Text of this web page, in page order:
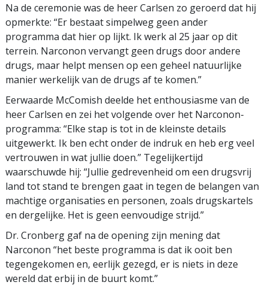
Na de ceremonie was de heer Carlsen zo geroerd dat hij
opmerkte: “Er bestaat simpelweg geen ander
programma dat hier op lijkt. Ik werk al 25 jaar op dit
terrein. Narconon vervangt geen drugs door andere
drugs, maar helpt mensen op een geheel natuurlijke
manier werkelijk van de drugs af te komen.”
Eerwaarde McComish deelde het enthousiasme van de
heer Carlsen en zei het volgende over het Narconon-
programma: “Elke stap is tot in de kleinste details
uitgewerkt. Ik ben echt onder de indruk en heb erg veel
vertrouwen in wat jullie doen.” Tegelijkertijd
waarschuwde hij: “Jullie gedrevenheid om een drugsvrij
land tot stand te brengen gaat in tegen de belangen van
machtige organisaties en personen, zoals drugskartels
en dergelijke. Het is geen eenvoudige strijd.”
Dr. Cronberg gaf na de opening zijn mening dat
Narconon “het beste programma is dat ik ooit ben
tegengekomen en, eerlijk gezegd, er is niets in deze
wereld dat erbij in de buurt komt.”